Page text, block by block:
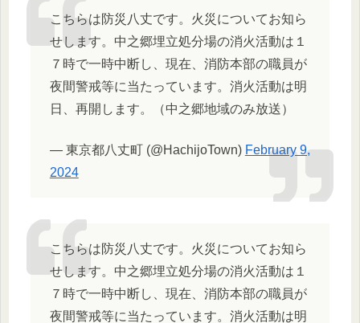
こちらは防災八丈です。火災についてお知ら
せします。中之郷埋立処分場の消火活動は１
７時で一時中断し、現在、消防本部の職員が
夜間警戒等に当たっています。消火活動は明
日、再開します。（中之郷地域のみ放送）
— 東京都八丈町 (@HachijoTown) February 9,
2024
こちらは防災八丈です。火災についてお知ら
せします。中之郷埋立処分場の消火活動は１
７時で一時中断し、現在、消防本部の職員が
夜間警戒等に当たっています。消火活動は明